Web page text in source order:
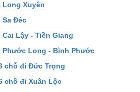
Long Xuyên
Sa Đéc
Lậy - Tiền Giang
Phước Long - Bình Phước
chỗ đi Đức Trọng
chỗ đi Xuân Lộc